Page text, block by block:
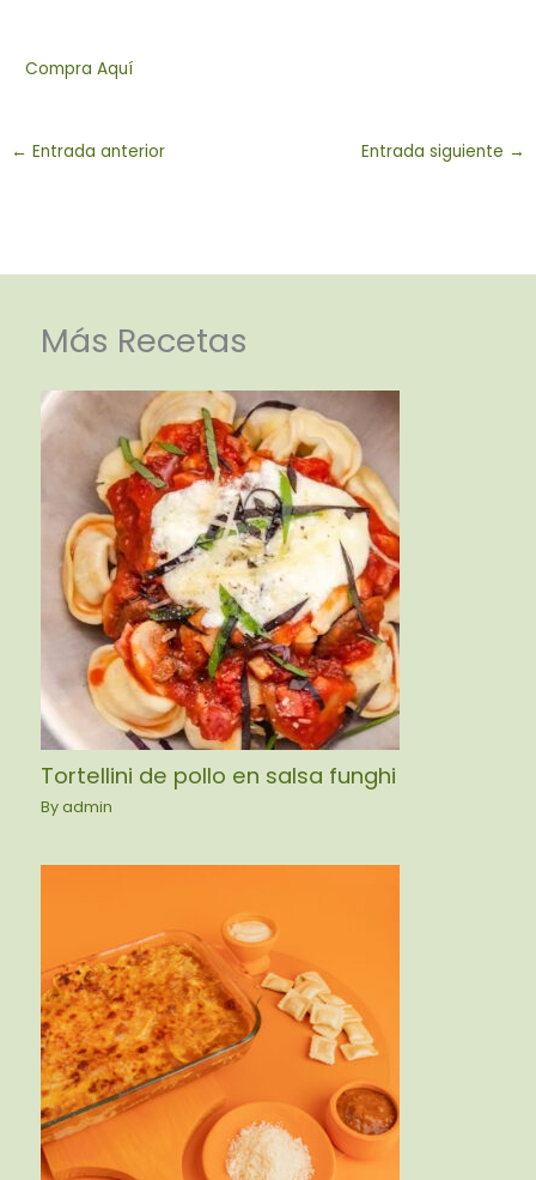
Compra Aquí
← Entrada anterior Entrada siguiente →
Más Recetas
Tortellini de pollo en salsa funghi
Byadmin